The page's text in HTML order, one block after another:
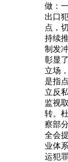
做：
出口
点，
持续
制发
彰显
立场
是指
立反
监视
转。
察部
全会
业体
运犯